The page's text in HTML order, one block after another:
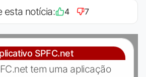
esta notícia: 4 7
SPFC.net
tem uma aplicação